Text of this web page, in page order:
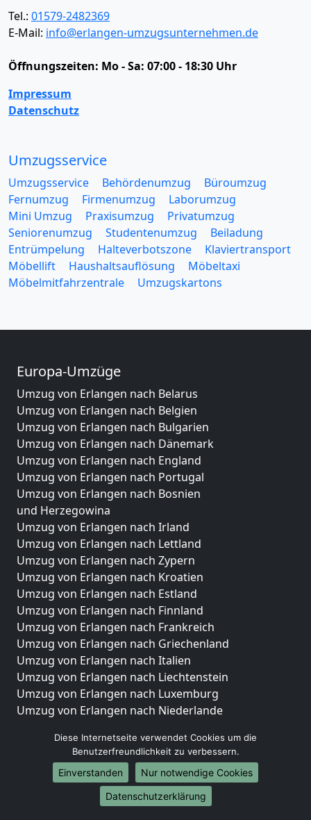
Tel.: 01579-2482369
E-Mail: info@erlangen-umzugsunternehmen.de
Öffnungszeiten: Mo - Sa: 07:00 - 18:30 Uhr
Impressum
Datenschutz
Umzugsservice
Umzugsservice Behördenumzug
Büroumzug
Fernumzug
Firmenumzug
Laborumzug
Mini Umzug
Praxisumzug
Privatumzug
Seniorenumzug
Studentenumzug
Beiladung
Entrümpelung
Halteverbotszone
Klaviertransport
Möbellift
Haushaltsauflösung
Möbeltaxi
Möbelmitfahrzentrale
Umzugskartons
Europa-Umzüge
Umzug von Erlangen nach Belarus
Umzug von Erlangen nach Belgien
Umzug von Erlangen nach Bulgarien
Umzug von Erlangen nach Dänemark
Umzug von Erlangen nach England
Umzug von Erlangen nach Portugal
Umzug von Erlangen nach Bosnien
und Herzegowina
Umzug von Erlangen nach Irland
Umzug von Erlangen nach Lettland
Umzug von Erlangen nach Zypern
Umzug von Erlangen nach Kroatien
Umzug von Erlangen nach Estland
Umzug von Erlangen nach Finnland
Umzug von Erlangen nach Frankreich
Umzug von Erlangen nach Griechenland
Umzug von Erlangen nach Italien
Umzug von Erlangen nach Liechtenstein
Umzug von Erlangen nach Luxemburg
Umzug von Erlangen nach Niederlande
Umzüge-Deutschlandweit
Umzug von Erlangen nach Berlin
Umzug von Erlangen nach Hamburg
Umzug von Erlangen nach München
Diese Internetseite verwendet Cookies um die
Benutzerfreundlichkeit zu verbessern.
Einverstanden
Nur notwendige Cookies
Datenschutzerklärung